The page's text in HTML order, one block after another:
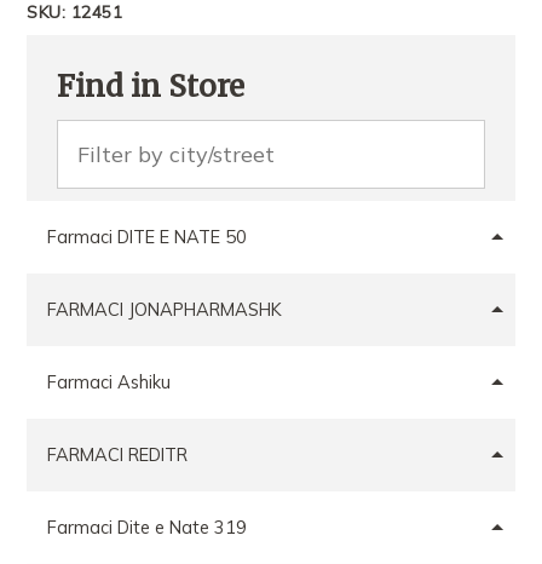
SKU: 12451
Find in Store
Farmaci DITE E NATE 50
FARMACI JONAPHARMASHK
Farmaci Ashiku
FARMACI REDITR
Farmaci Dite e Nate 319